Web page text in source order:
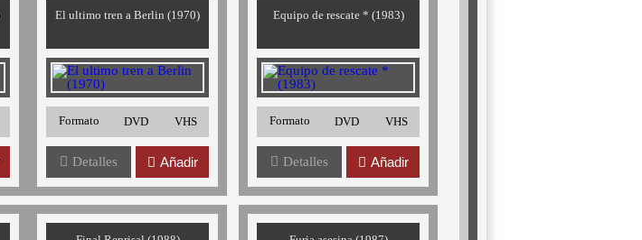
El ultimo tren a Berlin (1970)
Formato DVD VHS
Detalles Añadir
Equipo de rescate * (1983)
Formato DVD VHS
Detalles Añadir